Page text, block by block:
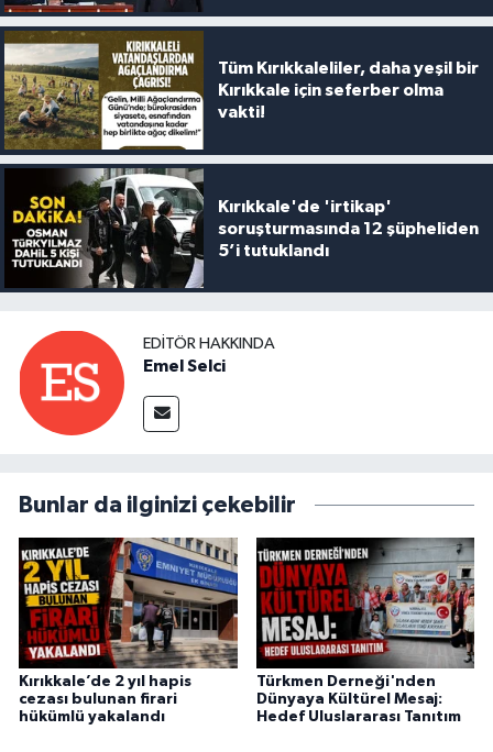
Tüm Kırıkkaleliler, daha yeşil bir
Kırıkkale için seferber olma
vakti!
Kırıkkale'de 'irtikap'
soruşturmasında 12 şüpheliden
5’i tutuklandı
EDITÖR HAKKINDA
Emel Selci
Bunlar da ilginizi çekebilir
Kırıkkale’de 2 yıl hapis
cezası bulunan firari
hükümlü yakalandı
Türkmen Derneği'nden
Dünyaya Kültürel Mesaj:
Hedef Uluslararası Tanıtım